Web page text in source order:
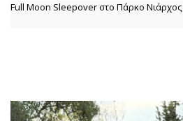
Full Moon Sleepover στο Πάρκο Νιάρχος